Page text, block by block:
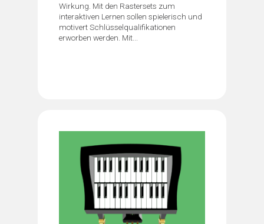
Wirkung. Mit den Rastersets zum
interaktiven Lernen sollen spielerisch und
motivert Schlüsselqualifikationen
erworben werden. Mit...